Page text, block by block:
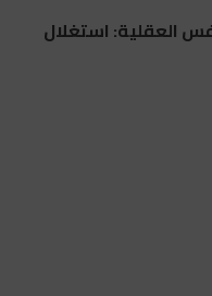
العقلية: استغلال